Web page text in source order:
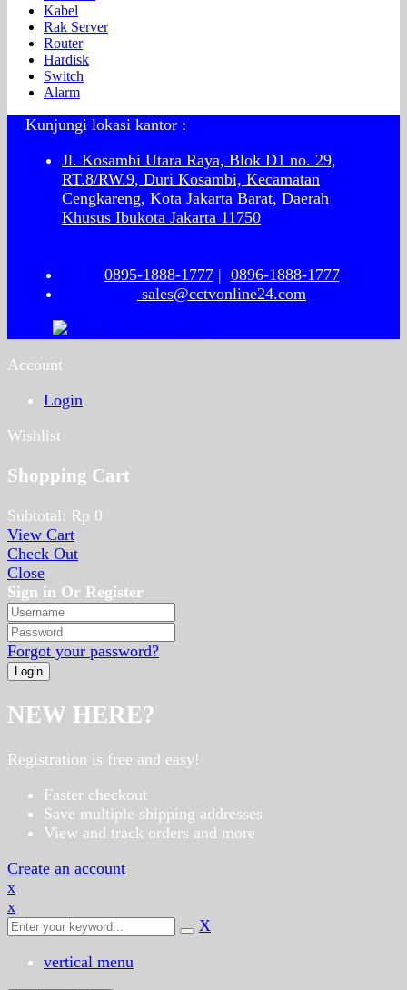
Kabel
Rak Server
Router
Hardisk
Switch
Alarm
Kunjungi lokasi kantor :
Jl. Kosambi Utara Raya, Blok D1 no. 29,
RT.8/RW.9, Duri Kosambi, Kecamatan
Cengkareng, Kota Jakarta Barat, Daerah
Khusus Ibukota Jakarta 11750
0895-1888-1777| 0896-1888-1777
sales@cctvonline24.com
Account
Login
Wishlist
Shopping Cart
Subtotal: Rp 0
View Cart
Check Out
Close
Sign in Or Register
Forgot your password?
NEW HERE?
Registration is free and easy!
Faster checkout
Save multiple shipping addresses
View and track orders and more
Create an account
x
x
X
vertical menu